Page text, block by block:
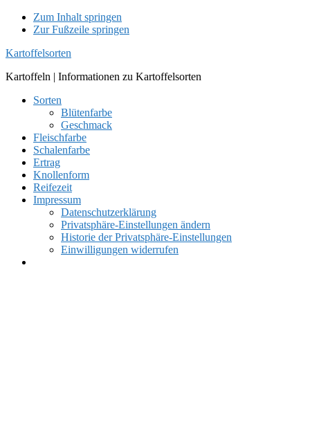
Zum Inhalt springen
Zur Fußzeile springen
Kartoffelsorten
Kartoffeln | Informationen zu Kartoffelsorten
Sorten
Blütenfarbe
Geschmack
Fleischfarbe
Schalenfarbe
Ertrag
Knollenform
Reifezeit
Impressum
Datenschutzerklärung
Privatsphäre-Einstellungen ändern
Historie der Privatsphäre-Einstellungen
Einwilligungen widerrufen